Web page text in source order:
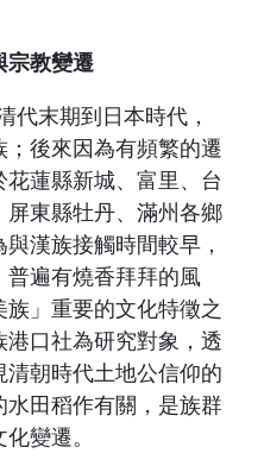
點
最新消息
出版品專區
紹
文獻電子期刊
相關連結
宗教變遷
代末期到日本時代，
後來因為有頻繁的遷
蓮縣新城、富里、台
東縣牡丹、滿州各鄉
漢族接觸時間較早，
普遍有燒香拜拜的風
」重要的文化特徵之
口社為研究對象，透
朝時代土地公信仰的
田稻作有關，是族群
變遷。